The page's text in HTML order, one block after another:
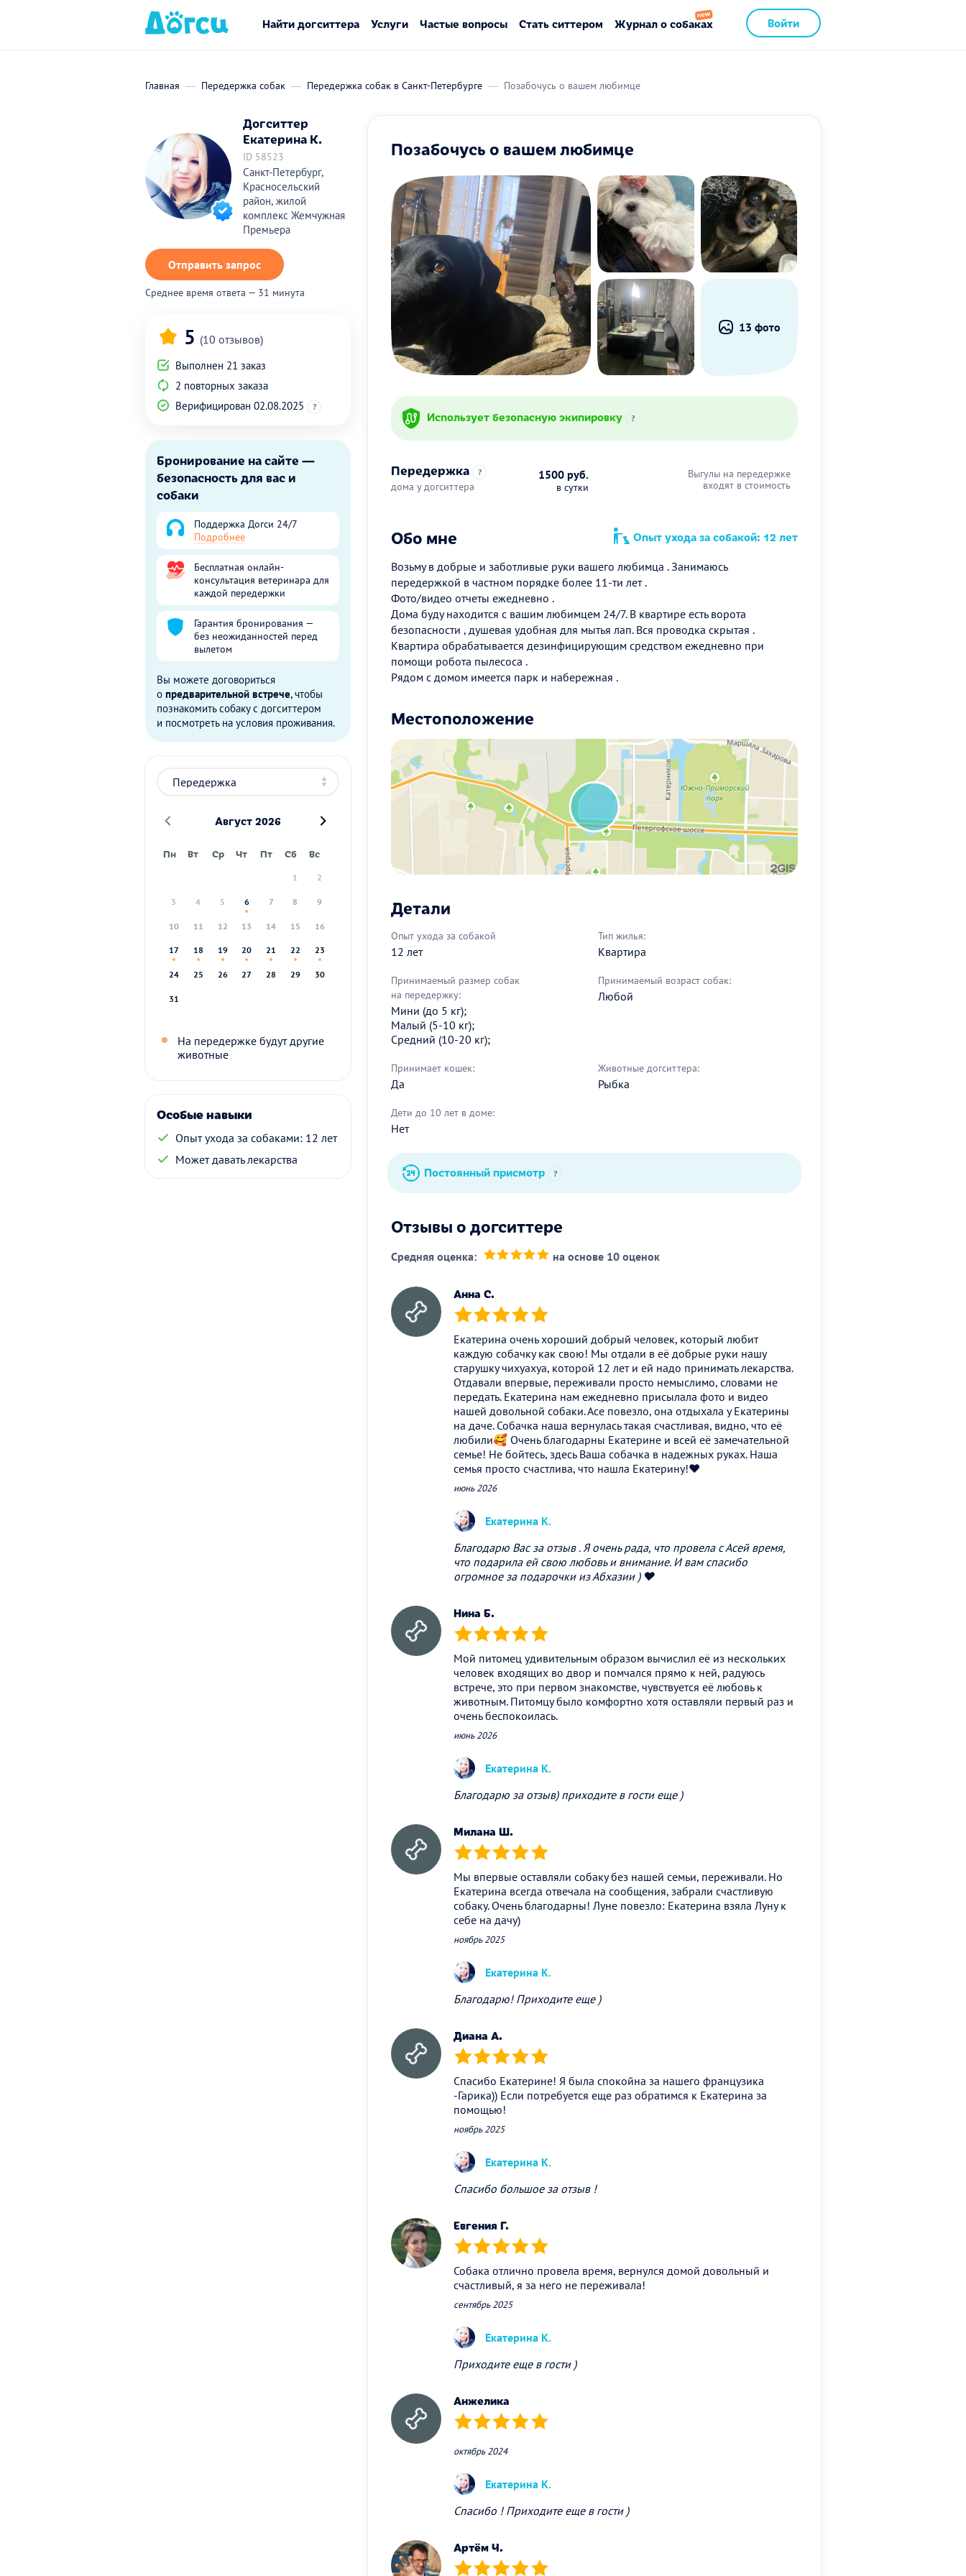
Войти
Найти догситтера Услуги Частые вопросы Стать ситтером Журнал о собаках
Главная Передержка собак Передержка собак в Санкт-Петербурге Позабочусь о вашем любимце
Догситтер
Екатерина К.
ID 58523
Санкт-Петербург,
Красносельский
район, жилой
комплекс Жемчужная
Премьера
Отправить запрос
Среднее время ответа — 31 минута
5 (10 отзывов)
Выполнен 21 заказ
2 повторных заказа
Верифицирован 02.08.2025
?
Бронирование на сайте —
безопасность для вас и
собаки
Поддержка Догси 24/7
Подробнее
Бесплатная онлайн-
консультация ветеринара для
каждой передержки
Гарантия бронирования —
без неожиданностей перед
вылетом
Вы можете договориться
о предварительной встрече, чтобы
познакомить собаку с догситтером
и посмотреть на условия проживания.
Август 2026
Пн Вт Ср Чт Пт Сб Вс
1 2
3 4 5 6 7 8 9
10 11 12 13 14 15 16
17 18 19 20 21 22 23
24 25 26 27 28 29 30
31
На передержке будут другие
животные
Особые навыки
Опыт ухода за собаками: 12 лет
Может давать лекарства
Позабочусь о вашем любимце
13 фото
Использует безопасную экипировку ?
Передержка ?
дома у догситтера
1500 руб.
в сутки
Выгулы на передержке
входят в стоимость
Обо мне Опыт ухода за собакой: 12 лет
Возьму в добрые и заботливые руки вашего любимца . Занимаюсь
передержкой в частном порядке более 11-ти лет .
Фото/видео отчеты ежедневно .
Дома буду находится с вашим любимцем 24/7. В квартире есть ворота
безопасности , душевая удобная для мытья лап. Вся проводка скрытая .
Квартира обрабатывается дезинфицирующим средством ежедневно при
помощи робота пылесоса .
Рядом с домом имеется парк и набережная .
Местоположение
Детали
Опыт ухода за собакой
12 лет
Тип жилья:
Квартира
Принимаемый размер собак
на передержку:
Мини (до 5 кг);
Малый (5-10 кг);
Средний (10-20 кг);
Принимаемый возраст собак:
Любой
Принимает кошек:
Да
Животные догситтера:
Рыбка
Дети до 10 лет в доме:
Нет
Постоянный присмотр ?
Отзывы о догситтере
Средняя оценка: на основе 10 оценок
Анна С.
(*) (*) (*) (*) (*)
Екатерина очень хороший добрый человек, который любит
каждую собачку как свою! Мы отдали в её добрые руки нашу
старушку чихуахуа, которой 12 лет и ей надо принимать лекарства.
Отдавали впервые, переживали просто немыслимо, словами не
передать. Екатерина нам ежедневно присылала фото и видео
нашей довольной собаки. Асе повезло, она отдыхала у Екатерины
на даче. Собачка наша вернулась такая счастливая, видно, что её
любили🥰 Очень благодарны Екатерине и всей её замечательной
семье! Не бойтесь, здесь Ваша собачка в надежных руках. Наша
семья просто счастлива, что нашла Екатерину!❤️
июнь 2026
Екатерина К.
Благодарю Вас за отзыв . Я очень рада, что провела с Асей время,
что подарила ей свою любовь и внимание. И вам спасибо
огромное за подарочки из Абхазии ) ❤️
Нина Б.
(*) (*) (*) (*) (*)
Мой питомец удивительным образом вычислил её из нескольких
человек входящих во двор и помчался прямо к ней, радуюсь
встрече, это при первом знакомстве, чувствуется её любовь к
животным. Питомцу было комфортно хотя оставляли первый раз и
очень беспокоилась.
июнь 2026
Екатерина К.
Благодарю за отзыв) приходите в гости еще )
Милана Ш.
(*) (*) (*) (*) (*)
Мы впервые оставляли собаку без нашей семьи, переживали. Но
Екатерина всегда отвечала на сообщения, забрали счастливую
собаку. Очень благодарны! Луне повезло: Екатерина взяла Луну к
себе на дачу)
ноябрь 2025
Екатерина К.
Благодарю! Приходите еще )
Диана А.
(*) (*) (*) (*) (*)
Спасибо Екатерине! Я была спокойна за нашего французика
-Гарика)) Если потребуется еще раз обратимся к Екатерина за
помощью!
ноябрь 2025
Екатерина К.
Спасибо большое за отзыв !
Евгения Г.
(*) (*) (*) (*) (*)
Собака отлично провела время, вернулся домой довольный и
счастливый, я за него не переживала!
сентябрь 2025
Екатерина К.
Приходите еще в гости )
Анжелика
(*) (*) (*) (*) (*)
октябрь 2024
Екатерина К.
Спасибо ! Приходите еще в гости )
Артём Ч.